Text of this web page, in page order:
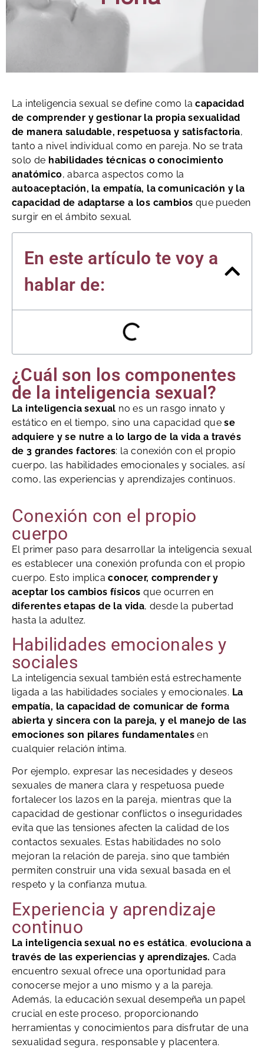
La inteligencia sexual se define como lacapacidad
de comprender y gestionar la propia sexualidad
de manera saludable, respetuosa y satisfactoria,
tanto a nivel individual como en pareja. No se trata
solo de habilidades técnicas o conocimiento
anatómico, abarca aspectos como la
autoaceptación, la empatía, la comunicación y la
capacidad de adaptarse a los cambios que pueden
surgir en el ámbito sexual.
En este artículo te voy a
hablar de:
¿Cuál son los componentes
de la inteligencia sexual?
La inteligencia sexual no es un rasgo innato y
estático en el tiempo, sino una capacidad quese
adquiere y se nutre a lo largo de la vida a través
de 3 grandes factores: la conexión con el propio
cuerpo, las habilidades emocionales y sociales, así
como, las experiencias y aprendizajes continuos.
Conexión con el propio
cuerpo
El primer paso para desarrollar la inteligencia sexual
es establecer una conexión profunda con el propio
cuerpo. Esto implicaconocer, comprender y
aceptar los cambios físicos que ocurren en
diferentes etapas de la vida, desde la pubertad
hasta la adultez.
Habilidades emocionales y
sociales
La inteligencia sexual también está estrechamente
ligada a las habilidades sociales y emocionales. La
empatía, la capacidad de comunicar de forma
abierta y sincera con la pareja, y el manejo de las
emociones son pilares fundamentales en
cualquier relación íntima.
Por ejemplo, expresar las necesidades y deseos
sexuales de manera clara y respetuosa puede
fortalecer los lazos en la pareja, mientras que la
capacidad de gestionar conflictos o inseguridades
evita que las tensiones afecten la calidad de los
contactos sexuales. Estas habilidades no solo
mejoran la relación de pareja, sino que también
permiten construir una vida sexual basada en el
respeto y la confianza mutua.
Experiencia y aprendizaje
continuo
La inteligencia sexual no es estática, evoluciona a
través de las experiencias y aprendizajes. Cada
encuentro sexual ofrece una oportunidad para
conocerse mejor a uno mismo y a la pareja.
Además, la educación sexual desempeña un papel
crucial en este proceso, proporcionando
herramientas y conocimientos para disfrutar de una
sexualidad segura, responsable y placentera.